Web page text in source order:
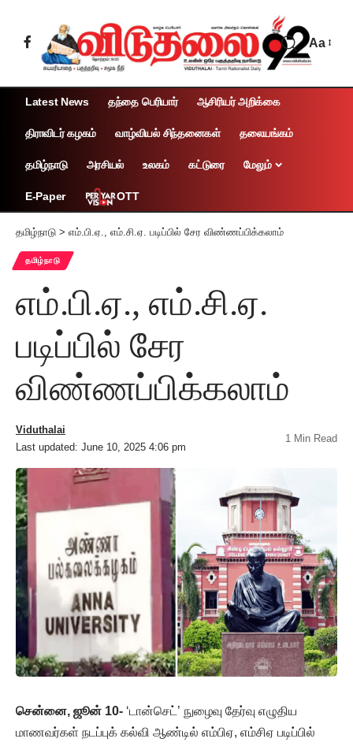
Aa
Latest News தந்தை பெரியார் ஆசிரியர் அறிக்கை
திராவிடர் கழகம் வாழ்வியல் சிந்தனைகள் தலையங்கம்
தமிழ்நாடு அரசியல் உலகம் கட்டுரை மேலும்
E-Paper OTT
தமிழ்நாடு > எம்.பி.ஏ., எம்.சி.ஏ. படிப்பில் சேர விண்ணப்பிக்கலாம்
தமிழ்நாடு
எம்.பி.ஏ., எம்.சி.ஏ.
படிப்பில் சேர
விண்ணப்பிக்கலாம்
Last updated: June 10, 2025 4:06 pm
Viduthalai
1 Min Read
சென்னை, ஜூன் 10- ‘டான்செட்’ நுழைவு தேர்வு எழுதிய
மாணவர்கள் நடப்புக் கல்வி ஆண்டில் எம்பிஏ, எம்சிஏ படிப்பில்